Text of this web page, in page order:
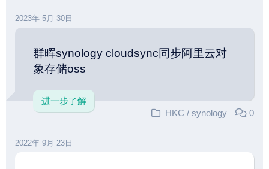
2023年 5月 30日
群晖synology cloudsync同步阿里云对
象存储oss
进一步了解
HKC / synology 0
2022年 9月 23日